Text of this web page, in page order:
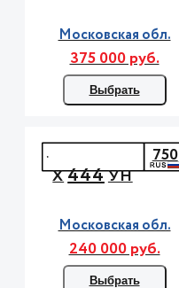
Московская обл.
375 000 руб.
Выбрать
Х444УН
750
Московская обл.
240 000 руб.
Выбрать